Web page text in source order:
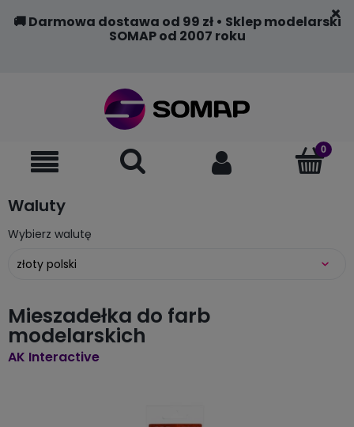
🚚 Darmowa dostawa od 99 zł • Sklep modelarski
SOMAP od 2007 roku
Waluty
Wybierz walutę
Mieszadełka do farb
modelarskich
AK Interactive